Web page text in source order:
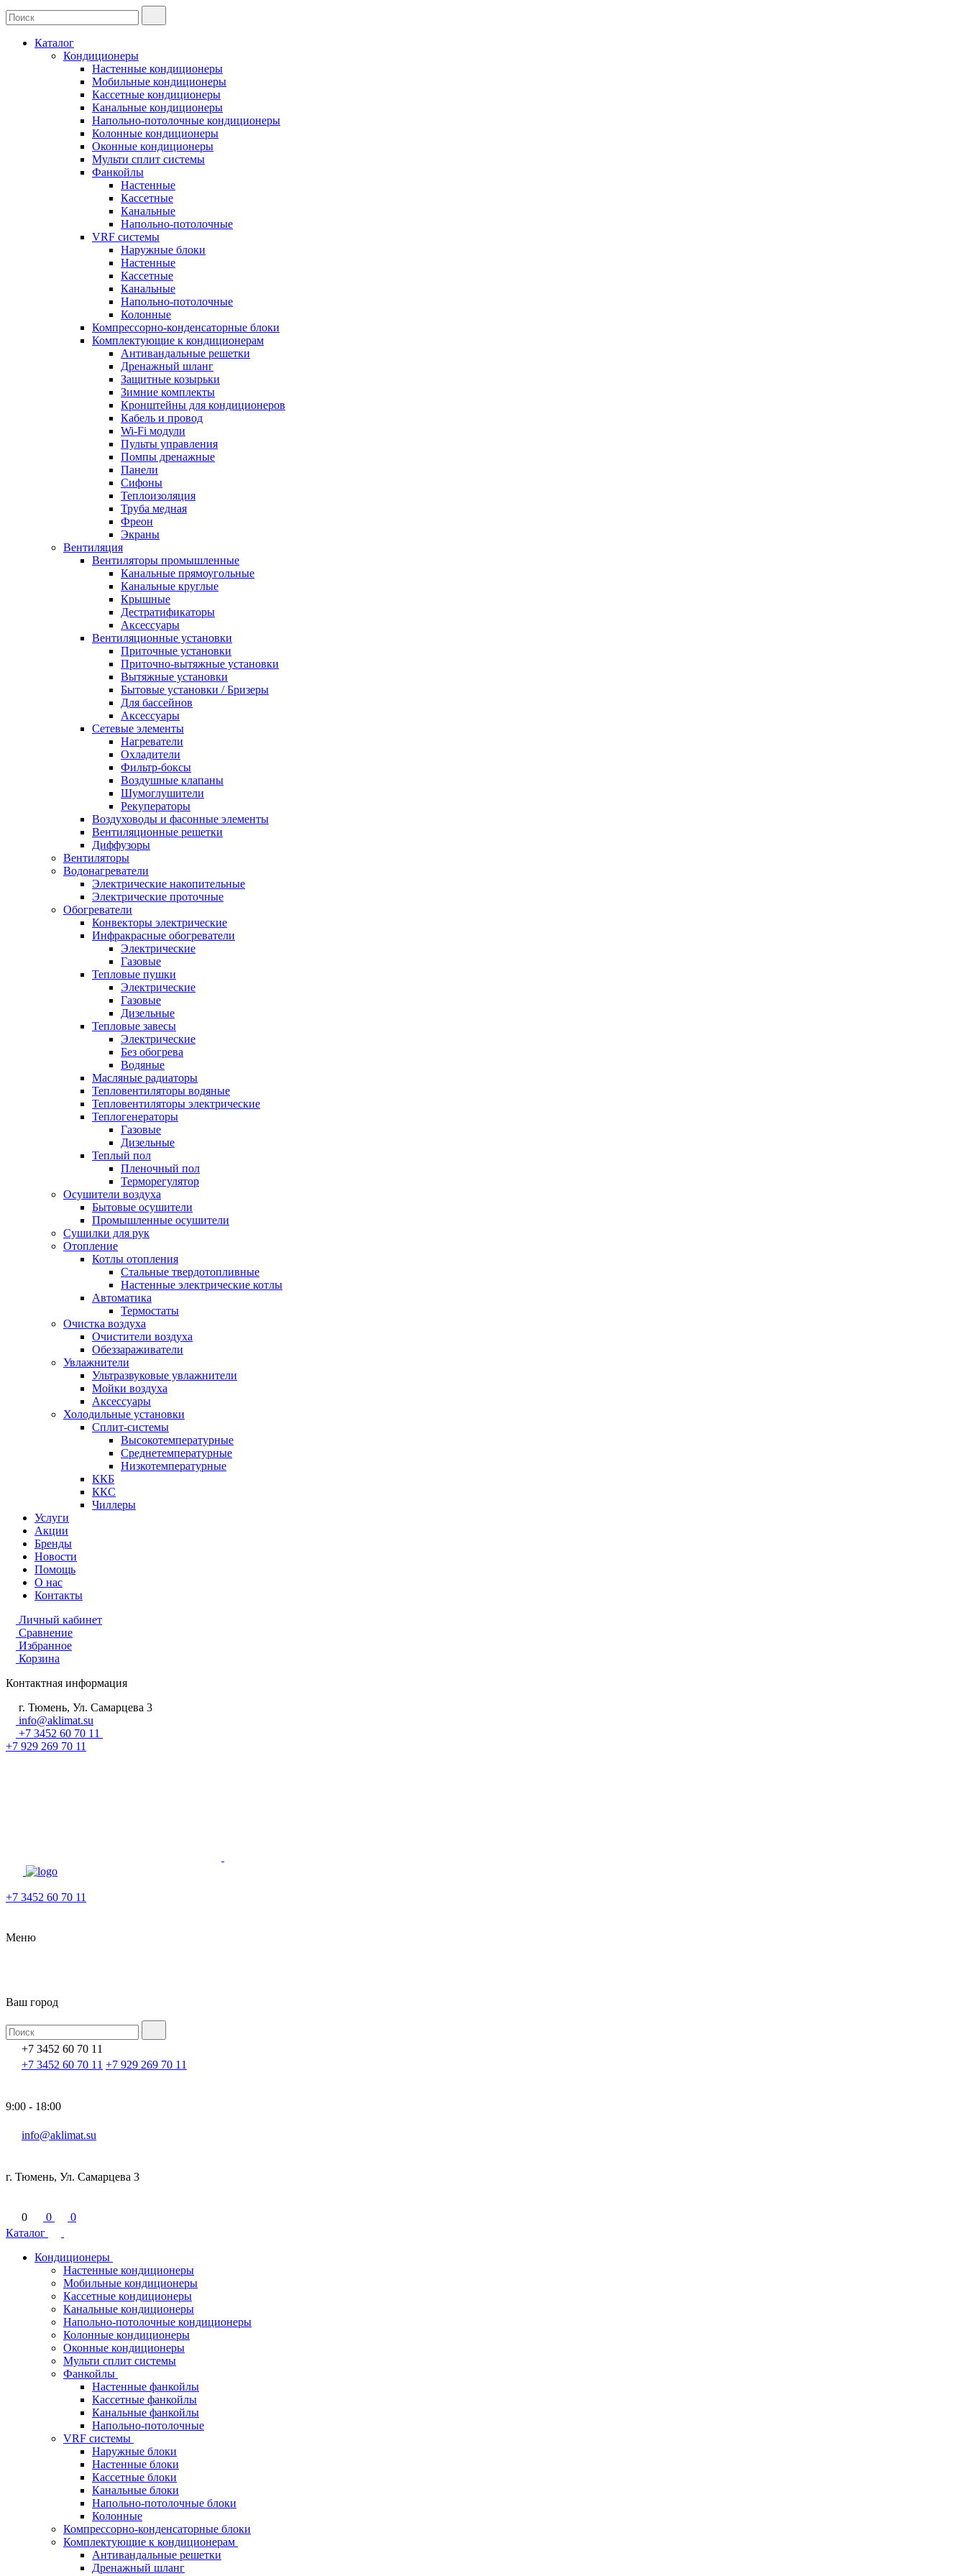
Каталог
Кондиционеры
Настенные кондиционеры
Мобильные кондиционеры
Кассетные кондиционеры
Канальные кондиционеры
Напольно-потолочные кондиционеры
Колонные кондиционеры
Оконные кондиционеры
Мульти сплит системы
Фанкойлы
Настенные
Кассетные
Канальные
Напольно-потолочные
VRF системы
Наружные блоки
Настенные
Кассетные
Канальные
Напольно-потолочные
Колонные
Компрессорно-конденсаторные блоки
Комплектующие к кондиционерам
Антивандальные решетки
Дренажный шланг
Защитные козырьки
Зимние комплекты
Кронштейны для кондиционеров
Кабель и провод
Wi-Fi модули
Пульты управления
Помпы дренажные
Панели
Сифоны
Теплоизоляция
Труба медная
Фреон
Экраны
Вентиляция
Вентиляторы промышленные
Канальные прямоугольные
Канальные круглые
Крышные
Дестратификаторы
Аксессуары
Вентиляционные установки
Приточные установки
Приточно-вытяжные установки
Вытяжные установки
Бытовые установки / Бризеры
Для бассейнов
Аксессуары
Сетевые элементы
Нагреватели
Охладители
Фильтр-боксы
Воздушные клапаны
Шумоглушители
Рекуператоры
Воздуховоды и фасонные элементы
Вентиляционные решетки
Диффузоры
Вентиляторы
Водонагреватели
Электрические накопительные
Электрические проточные
Обогреватели
Конвекторы электрические
Инфракрасные обогреватели
Электрические
Газовые
Тепловые пушки
Электрические
Газовые
Дизельные
Тепловые завесы
Электрические
Без обогрева
Водяные
Масляные радиаторы
Тепловентиляторы водяные
Тепловентиляторы электрические
Теплогенераторы
Газовые
Дизельные
Теплый пол
Пленочный пол
Терморегулятор
Осушители воздуха
Бытовые осушители
Промышленные осушители
Сушилки для рук
Отопление
Котлы отопления
Стальные твердотопливные
Настенные электрические котлы
Автоматика
Термостаты
Очистка воздуха
Очистители воздуха
Обеззараживатели
Увлажнители
Ультразвуковые увлажнители
Мойки воздуха
Аксессуары
Холодильные установки
Сплит-системы
Высокотемпературные
Среднетемпературные
Низкотемпературные
ККБ
ККС
Чиллеры
Услуги
Акции
Бренды
Новости
Помощь
О нас
Контакты
Личный кабинет
Сравнение
Избранное
Корзина
Контактная информация
г. Тюмень, Ул. Самарцева 3
info@aklimat.su
+7 3452 60 70 11
+7 929 269 70 11
+7 3452 60 70 11
Меню
Ваш город
+7 3452 60 70 11
+7 3452 60 70 11 +7 929 269 70 11
9:00 - 18:00
info@aklimat.su
г. Тюмень, Ул. Самарцева 3
0 0
0
Каталог
Кондиционеры
Настенные кондиционеры
Мобильные кондиционеры
Кассетные кондиционеры
Канальные кондиционеры
Напольно-потолочные кондиционеры
Колонные кондиционеры
Оконные кондиционеры
Мульти сплит системы
Фанкойлы
Настенные фанкойлы
Кассетные фанкойлы
Канальные фанкойлы
Напольно-потолочные
VRF системы
Наружные блоки
Настенные блоки
Кассетные блоки
Канальные блоки
Напольно-потолочные блоки
Колонные
Компрессорно-конденсаторные блоки
Комплектующие к кондиционерам
Антивандальные решетки
Дренажный шланг